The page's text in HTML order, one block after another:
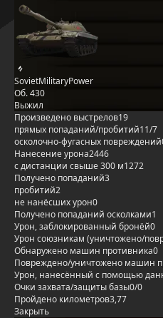
SovietMilitaryPower
Об. 430
Выжил
Произведено выстрелов19
прямых попаданий/пробитий11/7
осколочно-фугасных повреждений
Нанесение урона2446
с дистанции свыше 300 м1272
Получено попаданий3
пробитий2
не нанёсших урон0
Получено попаданий осколками1
Урон, заблокированный бронёй0
Урон союзникам (уничтожено/
Обнаружено машин противника0
Повреждено/уничтожено машин
Урон, нанесённый с помощью
Очки захвата/защиты базы0/0
Пройдено километров3,77
Закрыть